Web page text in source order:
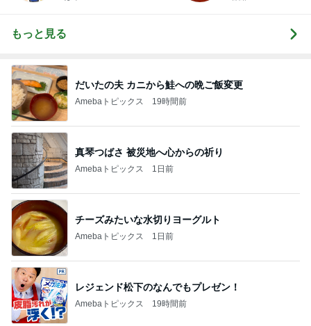
もっと見る
だいたの夫 カニから鮭への晩ご飯変更
Amebaトピックス 19時間前
真琴つばさ 被災地へ心からの祈り
Amebaトピックス 1日前
チーズみたいな水切りヨーグルト
Amebaトピックス 1日前
レジェンド松下のなんでもプレゼン！
Amebaトピックス 19時間前